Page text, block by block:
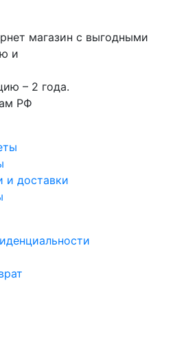
магазин с выгодными
и
– 2 года.
РФ
и доставки